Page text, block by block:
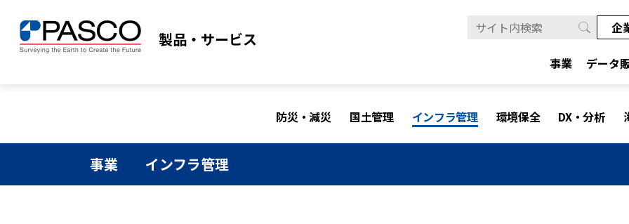
製品・サービス
企
事業 データ
防災・減災 国土管理 インフラ管理 環境保全 DX・分析
事業 インフラ管理